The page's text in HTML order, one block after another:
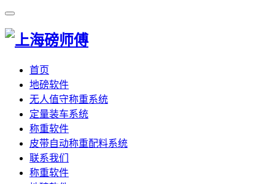
首页
地磅软件
无人值守称重系统
定量装车系统
称重软件
皮带自动称重配料系统
联系我们
称重软件